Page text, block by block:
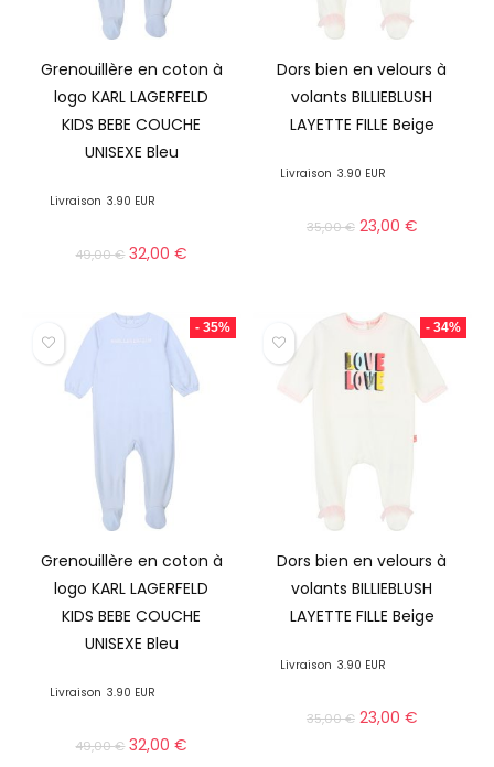
Grenouillère en coton à
logo KARL LAGERFELD
KIDS BEBE COUCHE
UNISEXE Bleu
Livraison 3.90 EUR
49,00€ 32,00€
Dors bien en velours à
volants BILLIEBLUSH
LAYETTE FILLE Beige
Livraison 3.90 EUR
35,00€ 23,00 €
- 35%
Grenouillère en coton à
logo KARL LAGERFELD
KIDS BEBE COUCHE
UNISEXE Bleu
Livraison 3.90 EUR
49,00€ 32,00€
- 34%
Dors bien en velours à
volants BILLIEBLUSH
LAYETTE FILLE Beige
Livraison 3.90 EUR
35,00€ 23,00 €